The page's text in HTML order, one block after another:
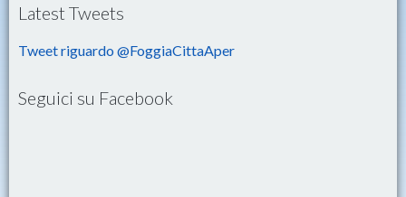
Latest Tweets
Tweet riguardo @FoggiaCittaAper
Seguici su Facebook